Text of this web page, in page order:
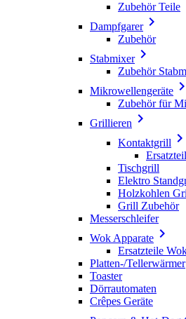
Zubehör Teile
Dampfgarer
Zubehör
Stabmixer
Zubehör
Mikrowellengeräte 
Zubehör für
Grillieren 
Kontaktgrill 
Tischgrill
Elektro
Holzkohlen
Grill Zubehör
Messerschleifer
Wok Apparate 
Ersatzteile
Platten-/Tellerwärmer
Toaster
Dörrautomaten
Crêpes Geräte